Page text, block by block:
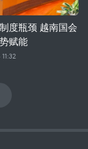
度瓶颈 越南国会
赋能